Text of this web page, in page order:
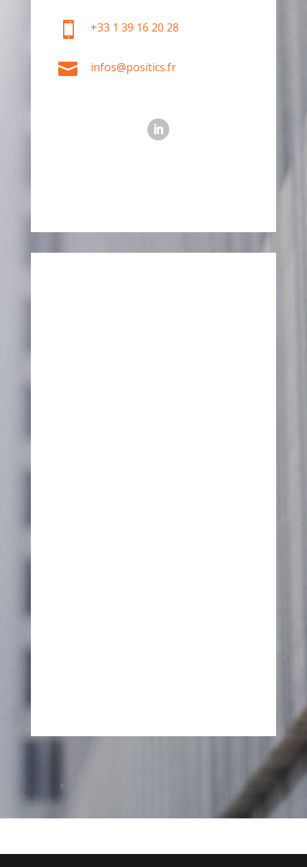
 +33 1 39 16 20 28
 infos@positics.fr